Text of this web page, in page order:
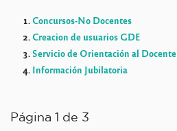
Concursos-No Docentes
Creacion de usuarios GDE
Servicio de Orientación al Docente
Información Jubilatoria
Página 1 de 3